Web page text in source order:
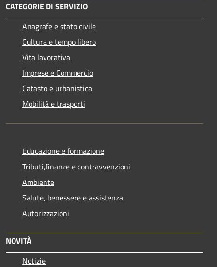
CATEGORIE DI SERVIZIO
Anagrafe e stato civile
Cultura e tempo libero
Vita lavorativa
Imprese e Commercio
Catasto e urbanistica
Mobilità e trasporti
Educazione e formazione
Tributi,finanze e contravvenzioni
Ambiente
Salute, benessere e assistenza
Autorizzazioni
NOVITÀ
Notizie